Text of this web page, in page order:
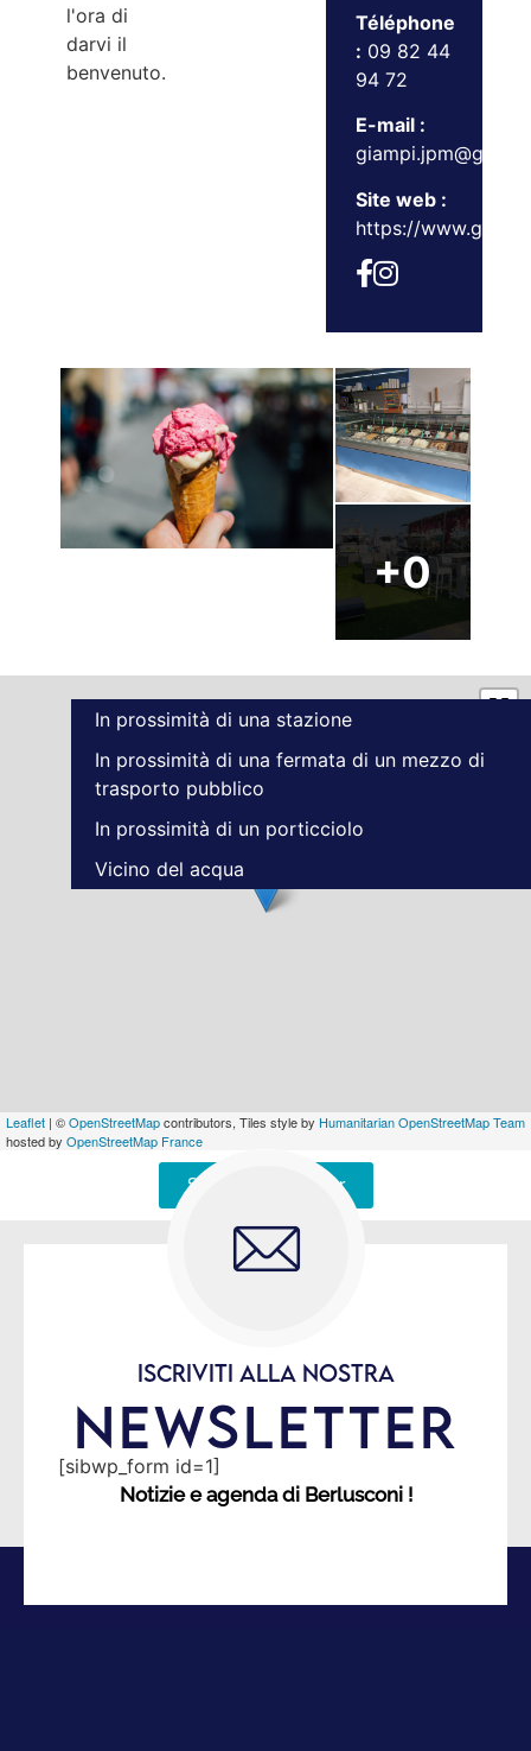
l'ora di
darvi il
benvenuto.
Téléphone
: 09 82 44
94 72
E-mail :
Site web :
https://
Leaflet | ©OpenStreetMapcontributors, Tiles style by Humanitarian OpenStreetMap Team
hosted by OpenStreetMap France
In prossimità di una stazione
In prossimità di una fermata di un mezzo di
trasporto pubblico
In prossimità di un porticciolo
Vicino del acqua
Signaler une erreur
ISCRIVITI ALLA NOSTRA
NEWSLETTER
[sibwp_form id=1]
Notizie e agenda di Berlusconi !